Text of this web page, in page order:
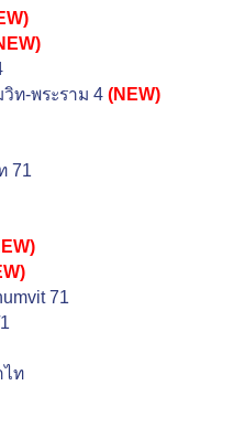
ท-พระราม 4 (NEW)
71
71
ไท